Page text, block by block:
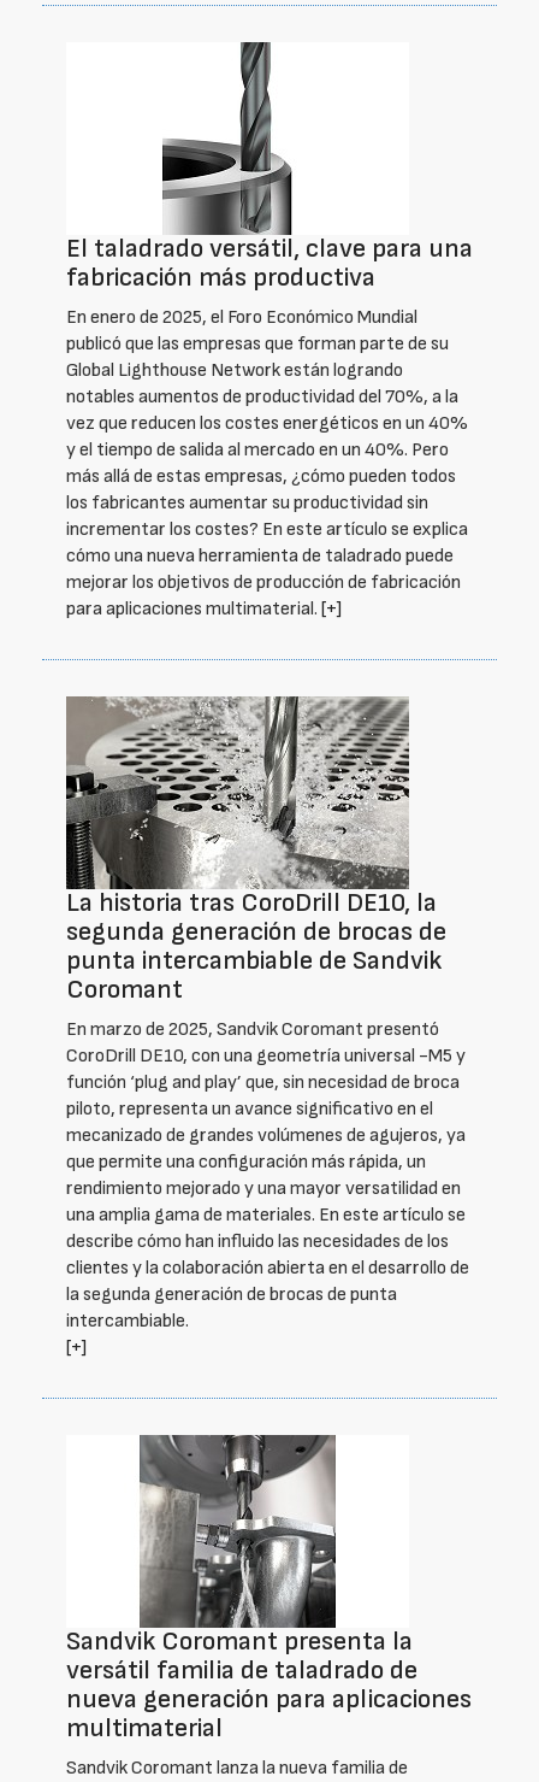
El taladrado versátil, clave para una
fabricación más productiva
En enero de 2025, el Foro Económico Mundial
publicó que las empresas que forman parte de su
Global Lighthouse Network están logrando
notables aumentos de productividad del 70%, a la
vez que reducen los costes energéticos en un 40%
y el tiempo de salida al mercado en un 40%. Pero
más allá de estas empresas, ¿cómo pueden todos
los fabricantes aumentar su productividad sin
incrementar los costes? En este artículo se explica
cómo una nueva herramienta de taladrado puede
mejorar los objetivos de producción de fabricación
para aplicaciones multimaterial. [+]
La historia tras CoroDrill DE10, la
segunda generación de brocas de
punta intercambiable de Sandvik
Coromant
En marzo de 2025, Sandvik Coromant presentó
CoroDrill DE10, con una geometría universal -M5 y
función ‘plug and play’ que, sin necesidad de broca
piloto, representa un avance significativo en el
mecanizado de grandes volúmenes de agujeros, ya
que permite una configuración más rápida, un
rendimiento mejorado y una mayor versatilidad en
una amplia gama de materiales. En este artículo se
describe cómo han influido las necesidades de los
clientes y la colaboración abierta en el desarrollo de
la segunda generación de brocas de punta
intercambiable.
[+]
Sandvik Coromant presenta la
versátil familia de taladrado de
nueva generación para aplicaciones
multimaterial
Sandvik Coromant lanza la nueva familia de